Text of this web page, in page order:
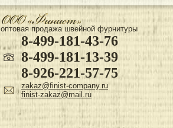
оптовая продажа швейной фурнитуры
8-499-181-43-76
8-499-181-13-39
8-926-221-57-75
zakaz@finist-company.ru
finist-zakaz@mail.ru